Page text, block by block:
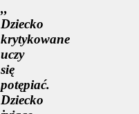
,,
Dziecko
krytykowane
uczy
się
potępiać.
Dziecko